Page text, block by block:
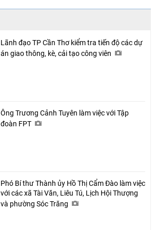
Facebook
Lãnh đạo TP Cần Thơ kiểm tra tiến độ các dự
án giao thông, kè, cải tạo công viên
Ông Trương Cảnh Tuyên làm việc với Tập
đoàn FPT
Phó Bí thư Thành ủy Hồ Thị Cẩm Đào làm việc
với các xã Tài Văn, Liêu Tú, Lịch Hội Thượng
và phường Sóc Trăng